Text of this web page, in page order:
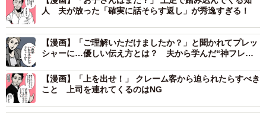
人 夫が放った「確実に話そらす返し」が秀逸すぎる！
【漫画】「ご理解いただけましたか？」と聞かれてプレッ
シャーに…優しい伝え方とは？ 夫から学んだ“神フレー
【漫画】「上を出せ！」 クレーム客から迫られたらすべき
こと 上司を連れてくるのはNG